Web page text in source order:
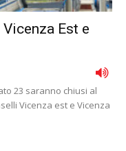
Est e
23 saranno chiusi al
Vicenza est e Vicenza